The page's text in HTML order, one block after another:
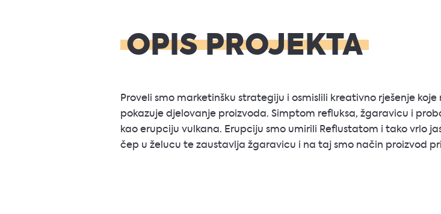
OPIS PROJEKTA
Proveli smo marketinšku strategiju i osmislili kreativno rješenje
pokazuje djelovanje proizvoda. Simptom refluksa, žgaravicu i
kao erupciju vulkana. Erupciju smo umirili Reflustatom i tako vrlo
čep u želucu te zaustavlja žgaravicu i na taj smo način proizvod